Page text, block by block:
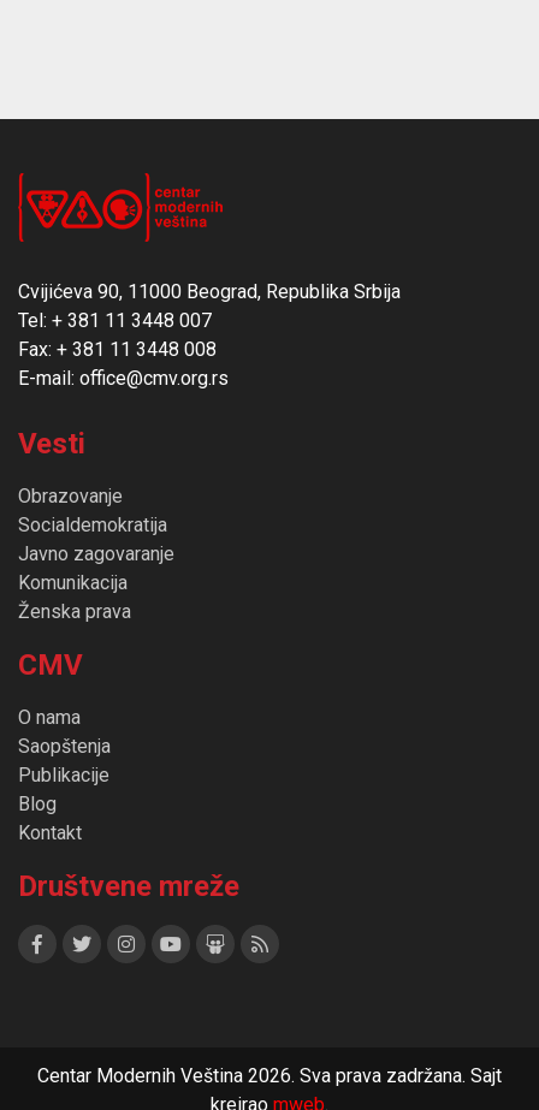
Cvijićeva 90, 11000 Beograd, Republika Srbija
Tel: + 381 11 3448 007
Fax: + 381 11 3448 008
E-mail: office@cmv.org.rs
Vesti
Obrazovanje
Socialdemokratija
Javno zagovaranje
Komunikacija
Ženska prava
CMV
O nama
Saopštenja
Publikacije
Blog
Kontakt
Društvene mreže
Centar Modernih Veština 2026. Sva prava zadržana. Sajt
kreirao mweb.